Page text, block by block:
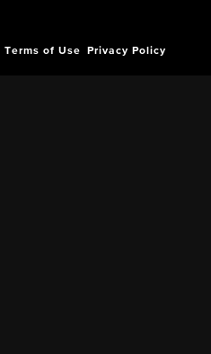
Terms of Use Privacy Policy